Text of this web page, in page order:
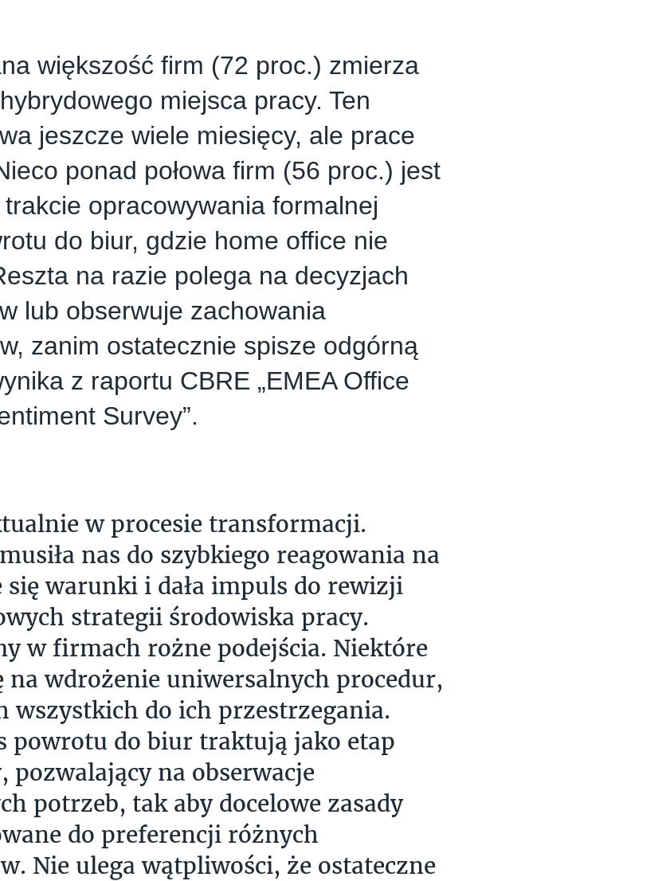
większość firm (72 proc.) zmierza
miejsca pracy. Ten
jeszcze wiele miesięcy, ale prace
ponad połowa firm (56 proc.) jest
opracowywania formalnej
do biur, gdzie home office nie
na razie polega na decyzjach
lub obserwuje zachowania
zanim ostatecznie spisze odgórną
z raportu CBRE „EMEA Office
Survey”.
w procesie transformacji.
nas do szybkiego reagowania na
się warunki i dała impuls do rewizji
strategii środowiska pracy.
w firmach rożne podejścia. Niektóre
na wdrożenie uniwersalnych procedur,
wszystkich do ich przestrzegania.
powrotu do biur traktują jako etap
pozwalający na obserwacje
potrzeb, tak aby docelowe zasady
do preferencji różnych
Nie ulega wątpliwości, że ostateczne